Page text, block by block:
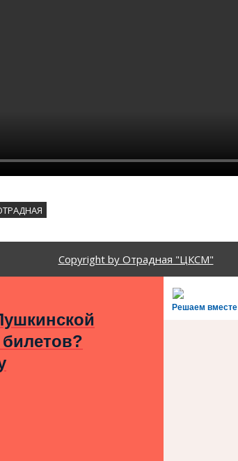
Copyright by Отрадная "ЦКСМ"
Решаем вместе